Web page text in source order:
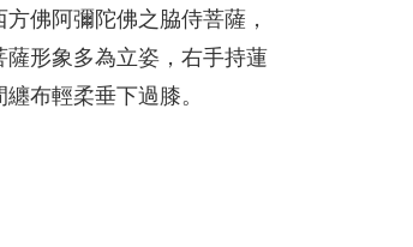
佛阿彌陀佛之脇侍菩薩，
形象多為立姿，右手持蓮
布輕柔垂下過膝。